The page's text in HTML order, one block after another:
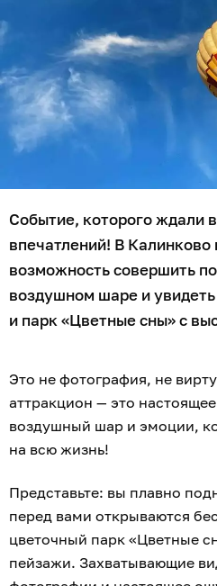
Событие, которого ждали
впечатлений! В Калинково
возможность совершить
воздушном шаре и
и парк «Цветные сны» с
Это не фотография, не
аттракцион — это
воздушный шар и эмоции,
на всю жизнь!
Представьте: вы плавно
перед вами открываются
цветочный парк «Цветные
пейзажи. Захватывающие